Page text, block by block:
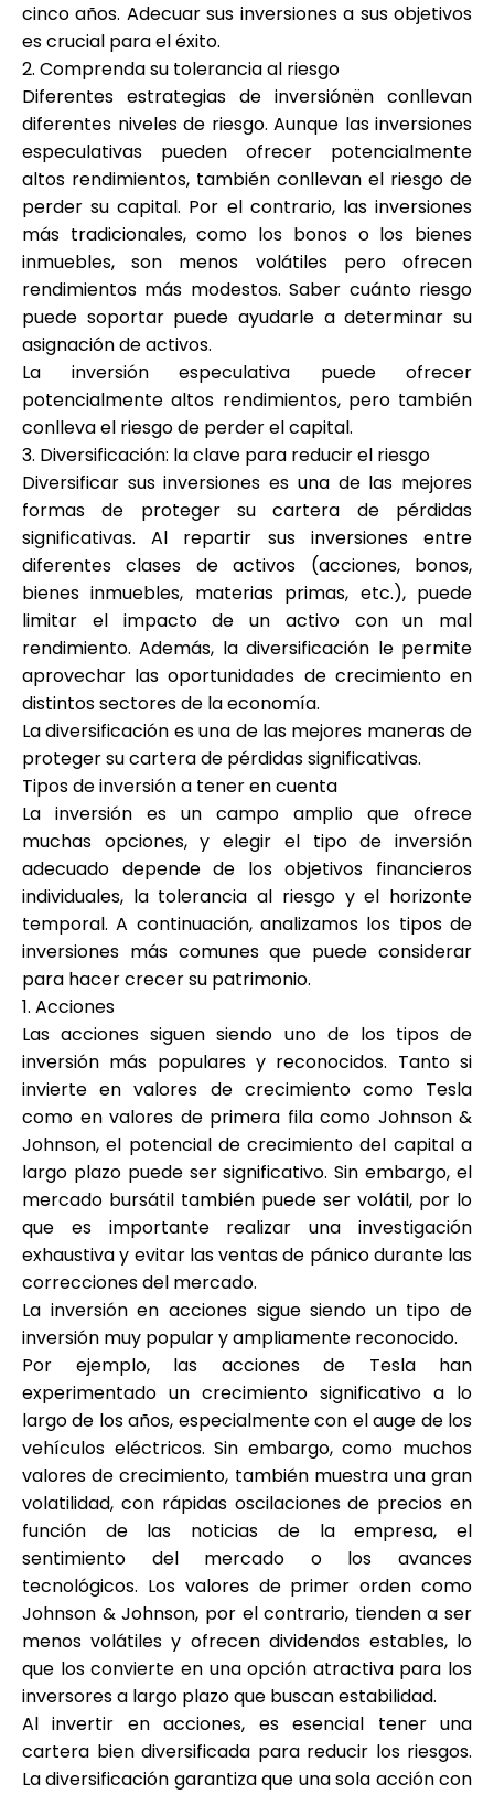
cinco años. Adecuar sus inversiones a sus objetivos
es crucial para el éxito.
2. Comprenda su tolerancia al riesgo
Diferentes estrategias de inversiónën conllevan
diferentes niveles de riesgo. Aunque las inversiones
especulativas pueden ofrecer potencialmente
altos rendimientos, también conllevan el riesgo de
perder su capital. Por el contrario, las inversiones
más tradicionales, como los bonos o los bienes
inmuebles, son menos volátiles pero ofrecen
rendimientos más modestos. Saber cuánto riesgo
puede soportar puede ayudarle a determinar su
asignación de activos.
La inversión especulativa puede ofrecer
potencialmente altos rendimientos, pero también
conlleva el riesgo de perder el capital.
3. Diversificación: la clave para reducir el riesgo
Diversificar sus inversiones es una de las mejores
formas de proteger su cartera de pérdidas
significativas. Al repartir sus inversiones entre
diferentes clases de activos (acciones, bonos,
bienes inmuebles, materias primas, etc.), puede
limitar el impacto de un activo con un mal
rendimiento. Además, la diversificación le permite
aprovechar las oportunidades de crecimiento en
distintos sectores de la economía.
La diversificación es una de las mejores maneras de
proteger su cartera de pérdidas significativas.
Tipos de inversión a tener en cuenta
La inversión es un campo amplio que ofrece
muchas opciones, y elegir el tipo de inversión
adecuado depende de los objetivos financieros
individuales, la tolerancia al riesgo y el horizonte
temporal. A continuación, analizamos los tipos de
inversiones más comunes que puede considerar
para hacer crecer su patrimonio.
1. Acciones
Las acciones siguen siendo uno de los tipos de
inversión más populares y reconocidos. Tanto si
invierte en valores de crecimiento como Tesla
como en valores de primera fila como Johnson &
Johnson, el potencial de crecimiento del capital a
largo plazo puede ser significativo. Sin embargo, el
mercado bursátil también puede ser volátil, por lo
que es importante realizar una investigación
exhaustiva y evitar las ventas de pánico durante las
correcciones del mercado.
La inversión en acciones sigue siendo un tipo de
inversión muy popular y ampliamente reconocido.
Por ejemplo, las acciones de Tesla han
experimentado un crecimiento significativo a lo
largo de los años, especialmente con el auge de los
vehículos eléctricos. Sin embargo, como muchos
valores de crecimiento, también muestra una gran
volatilidad, con rápidas oscilaciones de precios en
función de las noticias de la empresa, el
sentimiento del mercado o los avances
tecnológicos. Los valores de primer orden como
Johnson & Johnson, por el contrario, tienden a ser
menos volátiles y ofrecen dividendos estables, lo
que los convierte en una opción atractiva para los
inversores a largo plazo que buscan estabilidad.
Al invertir en acciones, es esencial tener una
cartera bien diversificada para reducir los riesgos.
La diversificación garantiza que una sola acción con